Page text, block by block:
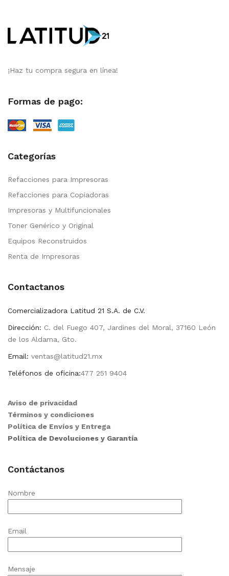
¡Haz tu compra segura en línea!
Formas de pago:
Categorías
Refacciones para Impresoras
Refacciones para Copiadoras
Impresoras y Multifuncionales
Toner Genérico y Original
Equipos Reconstruidos
Renta de Impresoras
Contactanos
Comercializadora Latitud 21 S.A. de C.V.
Dirección: C. del Fuego 407, Jardines del Moral, 37160 León
de los Aldama, Gto.
Email: ventas@latitud21.mx
Teléfonos de oficina:477 251 9404
Aviso de privacidad
Términos y condiciones
Política de Envíos y Entrega
Política de Devoluciones y Garantía
Contáctanos
Nombre
Email
Mensaje